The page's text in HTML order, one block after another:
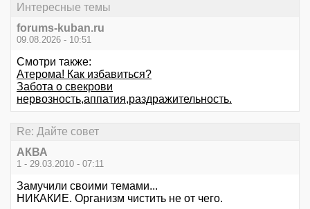
Интересные темы
forums-kuban.ru
09.08.2026 - 10:51
Смотри также:
Атерома! Как избавиться?
Забота о свекрови
нервозность,аппатия,раздражительность.
Re: Дайте совет
АКВА
1 - 29.03.2010 - 07:11
Замучили своими темами...
НИКАКИЕ. Организм чистить не от чего.